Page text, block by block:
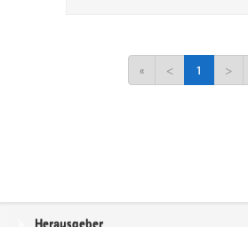
« < 1 >
Service